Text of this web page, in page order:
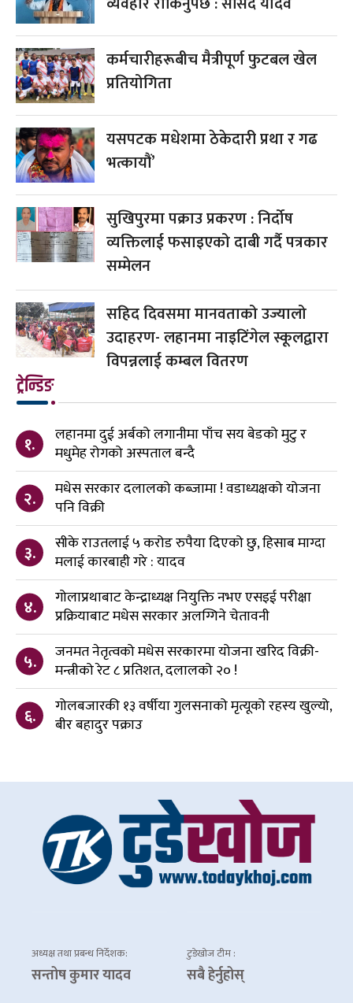
कर्मचारीहरूबीच मैत्रीपूर्ण फुटबल खेल
प्रतियोगिता
यसपटक मधेशमा ठेकेदारी प्रथा र गढ
भत्कायौं’
सुखिपुरमा पक्राउ प्रकरण : निर्दोष
व्यक्तिलाई फसाइएको दाबी गर्दै पत्रकार
सम्मेलन
सहिद दिवसमा मानवताको उज्यालो
उदाहरण- लहानमा नाइटिंगेल स्कूलद्वारा
विपन्नलाई कम्बल वितरण
ट्रेन्डिङ
१.
लहानमा दुई अर्बको लगानीमा पाँच सय बेडको मुटु र
मधुमेह रोगको अस्पताल बन्दै
२.
मधेस सरकार दलालको कब्जामा ! वडाध्यक्षको योजना
पनि विक्री
३.
सीके राउतलाई ५ करोड रुपैया दिएको छु, हिसाब माग्दा
मलाई कारबाही गरे : यादव
४.
गोलाप्रथाबाट केन्द्राध्यक्ष नियुक्ति नभए एसइई परीक्षा
प्रक्रियाबाट मधेस सरकार अलग्गिने चेतावनी
५.
जनमत नेतृत्वको मधेस सरकारमा योजना खरिद विक्री-
मन्त्रीको रेट ८ प्रतिशत, दलालको २० !
६.
गोलबजारकी १३ वर्षीया गुलसनाको मृत्यूको रहस्य खुल्यो,
बीर बहादुर पक्राउ
अध्यक्ष तथा प्रबन्ध निर्देशक:
सन्तोष कुमार यादव
टुडेखोज टीम :
सबै हेर्नुहोस्